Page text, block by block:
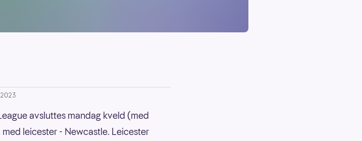
avsluttes mandag kveld (med
leicester - Newcastle. Leicester